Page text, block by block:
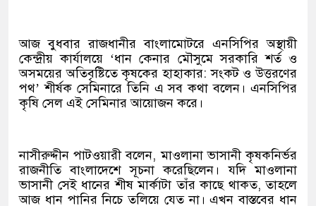
আজ বুধবার রাজধানীর বাংলামোটরে এনসিপির অস্থায়ী
কেন্দ্রীয় কার্যালয়ে ‘ধান কেনার মৌসুমে সরকারি শর্ত ও
অসময়ের অতিবৃষ্টিতে কৃষকের হাহাকার: সংকট ও উত্তরণের
পথ’ শীর্ষক সেমিনারে তিনি এ সব কথা বলেন। এনসিপির
কৃষি সেল এই সেমিনার আয়োজন করে।
নাসীরুদ্দীন পাটওয়ারী বলেন, মাওলানা ভাসানী কৃষকনির্ভর
রাজনীতি বাংলাদেশে সূচনা করেছিলেন। যদি মাওলানা
ভাসানী সেই ধানের শীষ মার্কাটা তাঁর কাছে থাকত, তাহলে
আজ ধান পানির নিচে তলিয়ে যেত না। এখন বাস্তবের ধান